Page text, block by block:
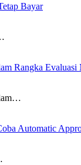
Bayar
Rangka
Automatic